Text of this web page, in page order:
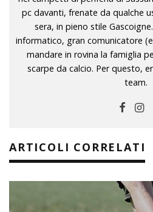
pc davanti, frenate da qualche
sera, in pieno stile
informatico, gran comunicatore
mandare in rovina la famiglia
scarpe da calcio. Per questo,
team.
ARTICOLI CORRELATI